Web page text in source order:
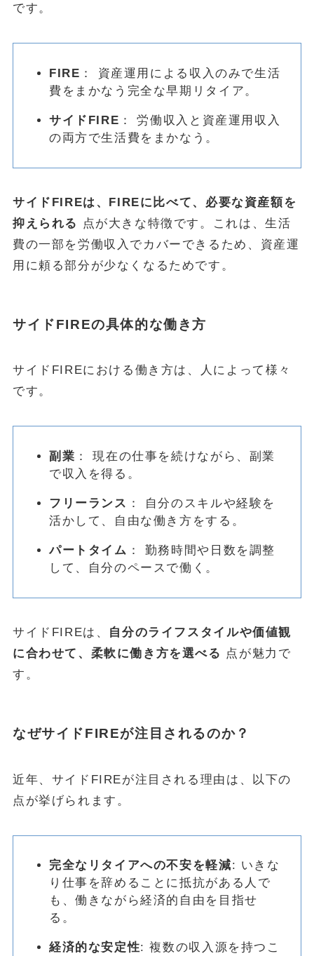
です。
FIRE ： 資産運用による収入のみで生活
費をまかなう完全な早期リタイア。
サイドFIRE ： 労働収入と資産運用収入
の両方で生活費をまかなう。
サイドFIREは、FIREに比べて、必要な資産額を
抑えられる
点が大きな特徴です。これは、生活
費の一部を労働収入でカバーできるため、資産運
用に頼る部分が少なくなるためです。
サイドFIREの具体的な働き方
サイドFIREにおける働き方は、人によって様々
です。
副業 ： 現在の仕事を続けながら、副業
で収入を得る。
フリーランス ： 自分のスキルや経験を
活かして、自由な働き方をする。
パートタイム ： 勤務時間や日数を調整
して、自分のペースで働く。
サイドFIREは、 自分のライフスタイルや価値観
に合わせて、柔軟に働き方を選べる 点が魅力で
す。
なぜサイドFIREが注目されるのか？
近年、サイドFIREが注目される理由は、以下の
点が挙げられます。
完全なリタイアへの不安を軽減: いきな
り仕事を辞めることに抵抗がある人で
も、働きながら経済的自由を目指せ
る。
経済的な安定性: 複数の収入源を持つこ